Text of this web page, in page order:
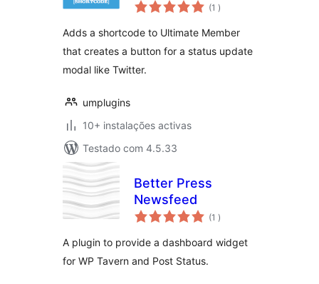
(1 classificações
)
Adds a shortcode to Ultimate Member
that creates a button for a status update
modal like Twitter.
umplugins
10+ instalações activas
Testado com 4.5.33
Better Press
Newsfeed
(1 classificações
)
A plugin to provide a dashboard widget
for WP Tavern and Post Status.